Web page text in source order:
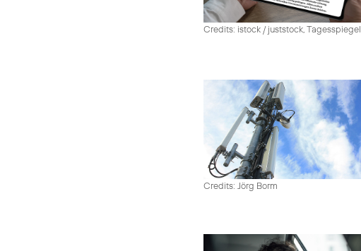
Credits: istock / juststock, Tagesspiegel
Credits: Jörg Borm